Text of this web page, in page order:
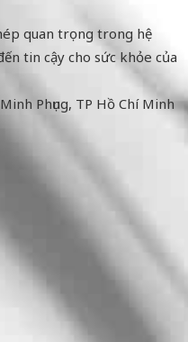
quan trọng trong hệ
tin cậy cho sức khỏe của
Phụng, TP Hồ Chí Minh